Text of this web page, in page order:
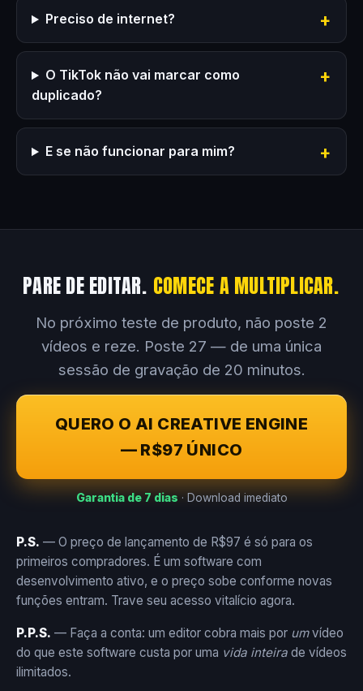
Preciso de internet?
O TikTok não vai marcar como
duplicado?
E se não funcionar para mim?
PARE DE EDITAR. COMECE A MULTIPLICAR.
No próximo teste de produto, não poste 2
vídeos e reze. Poste 27 — de uma única
sessão de gravação de 20 minutos.
QUERO O AI CREATIVE ENGINE
— R$97 ÚNICO
Garantia de 7 dias · Download imediato
P.S. — O preço de lançamento de R$97 é só para os
primeiros compradores. É um software com
desenvolvimento ativo, e o preço sobe conforme novas
funções entram. Trave seu acesso vitalício agora.
P.P.S. — Faça a conta: um editor cobra mais por umvídeo
do que este software custa por uma vida inteira de vídeos
ilimitados.